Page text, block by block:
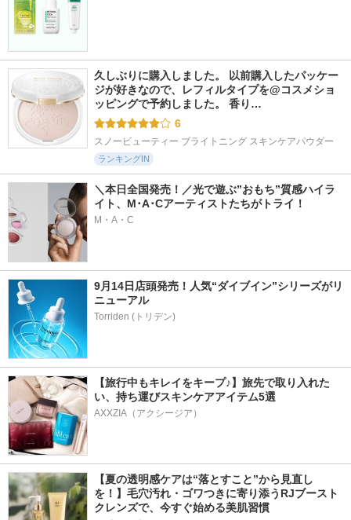
久しぶりに購入しました。 以前購入したパッケー
ジが好きなので、レフィルタイプを@コスメショ
ッピングで予約しました。 香り…
6
スノービューティー ブライトニング スキンケアパウダー
ランキングIN
＼本日全国発売！／光で遊ぶ”おもち”質感ハイラ
イト、M･A･Cアーティストたちがトライ！
M・A・C
9月14日店頭発売！人気“ダイブイン”シリーズがリ
ニューアル
【旅行中もキレイをキープ♪】旅先で取り入れた
い、持ち運びスキンケアアイテム5選
AXXZIA（アクシージア）
【夏の透明感ケアは“落とすこと”から見直し
を！】毛穴汚れ・ゴワつきに寄り添うRJブースト
クレンズで、今すぐ始める美肌習慣